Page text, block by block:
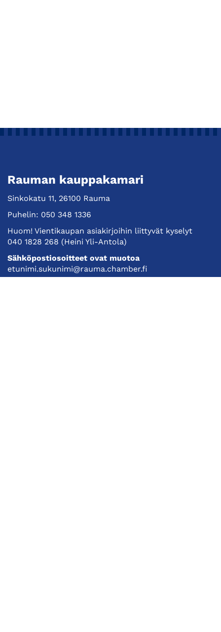
Rauman kauppakamari
Sinkokatu 11, 26100 Rauma
Puhelin: 050 348 1336
Huom! Vientikaupan asiakirjoihin liittyvät kyselyt
040 1828 268 (Heini Yli-Antola)
Sähköpostiosoitteet ovat muotoa
etunimi.sukunimi@rauma.chamber.fi